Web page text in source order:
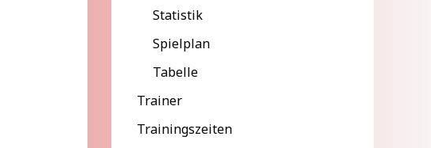
Statistik
Spielplan
Tabelle
Trainer
Trainingszeiten